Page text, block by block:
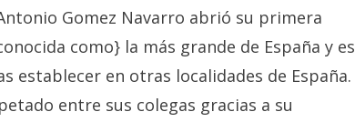
Gomez Navarro abrió su primera
como} la más grande de España y es
establecer en otras localidades de España.
entre sus colegas gracias a su